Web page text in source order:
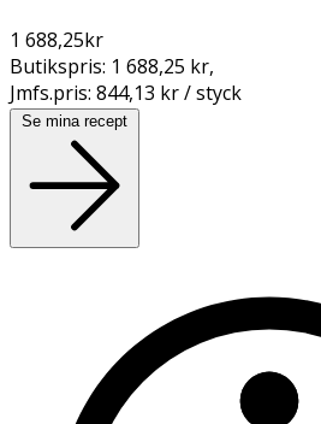
1 688,25kr
Butikspris: 1 688,25 kr,
Jmfs.pris: 844,13 kr / styck
Se mina recept